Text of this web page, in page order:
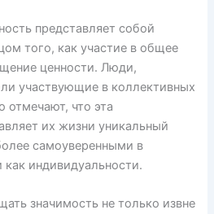
представляет собой
того, как участие в общее
ценности. Люди,
участвующие в коллективных
отмечают, что эта
их жизни уникальный
самоуверенными в
индивидуальности.
значимость не только извне